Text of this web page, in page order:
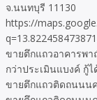
จ.นนทบุรี 11130
https://
ขายตึกแถวอาคารพ
กว่าประเมินแบงค์ กู้
ขายตึกแถวติดถนนน